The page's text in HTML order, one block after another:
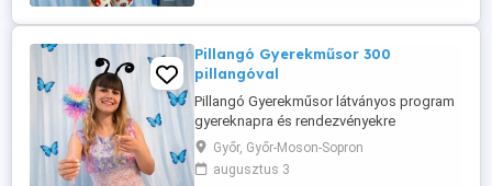
Pillangó Gyerekműsor 300
pillangóval
Pillangó Gyerekműsor látványos program
gyereknapra és rendezvényekre
Különleges és látványos Pillangókirálynő
gyerekműsor rendelhető gyereknapokra,
majálisokra, falunapokra, fesztiválokra és
Győr, Győr-Moson-Sopron
augusztus 3